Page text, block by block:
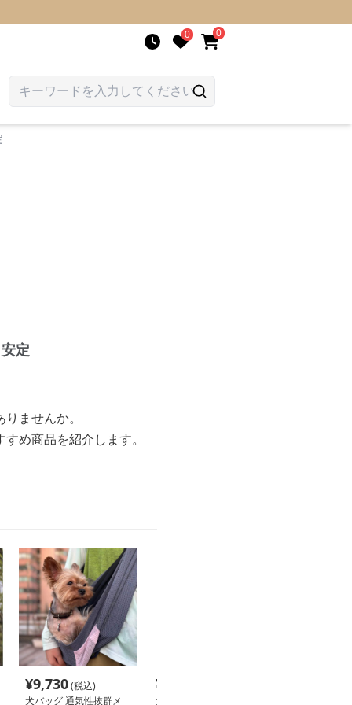
0 0
定
ませんか。
め商品を紹介します。
¥9,730(税込)
犬バッグ 通気性抜群メ
¥
犬バッグ 多機能ポケッ